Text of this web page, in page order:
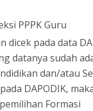
PPPK Guru
dicek pada data
datanya sudah
dan/atau
DAPODIK,
Formasi